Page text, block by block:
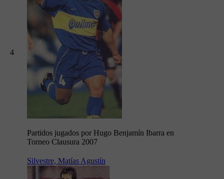
4
Partidos jugados por Hugo Benjamín Ibarra en
Torneo Clausura 2007
Silvestre, Matías Agustín